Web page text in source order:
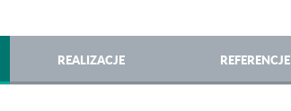
REALIZACJE REFERENCJE